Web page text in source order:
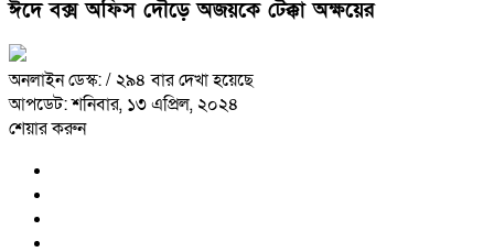
ঈদে বক্স অফিস দৌড়ে অজয়কে টেক্কা অক্ষয়ের
অনলাইন ডেস্ক:/ ২৯৪ বার দেখা হয়েছে
আপডেট: শনিবার, ১৩ এপ্রিল, ২০২৪
শেয়ার করুন